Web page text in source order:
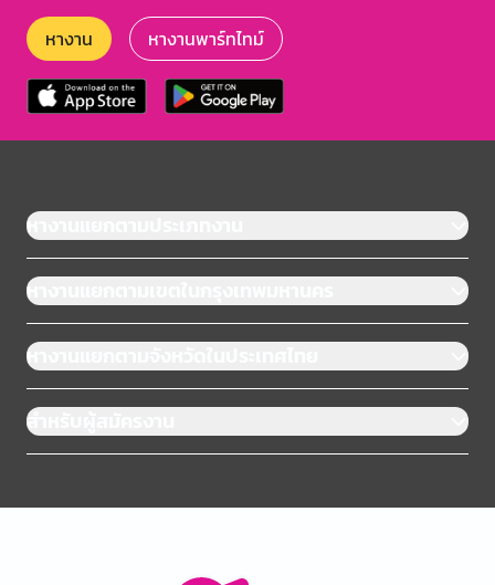
หางาน หางานพาร์ทไทม์
หางานแยกตามประเภทงาน
หางานแยกตามเขตในกรุงเทพมหานคร
หางานแยกตามจังหวัดในประเทศไทย
สำหรับผู้สมัครงาน